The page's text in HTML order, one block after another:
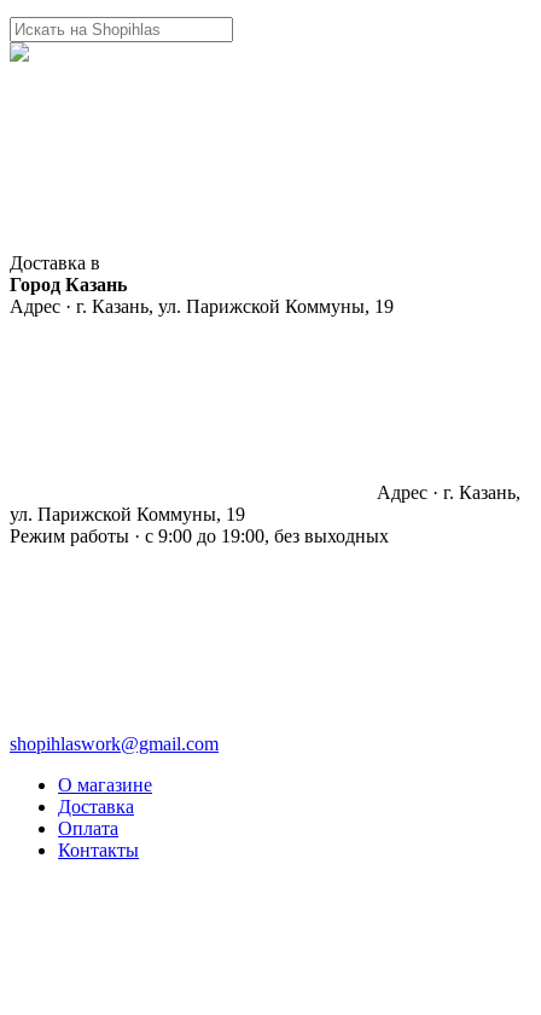
Доставка в
Город Казань
Адрес · г. Казань, ул. Парижской Коммуны, 19
Адрес · г. Казань,
ул. Парижской Коммуны, 19
Режим работы · с 9:00 до 19:00, без выходных
shopihlaswork@gmail.com
О магазине
Доставка
Оплата
Контакты